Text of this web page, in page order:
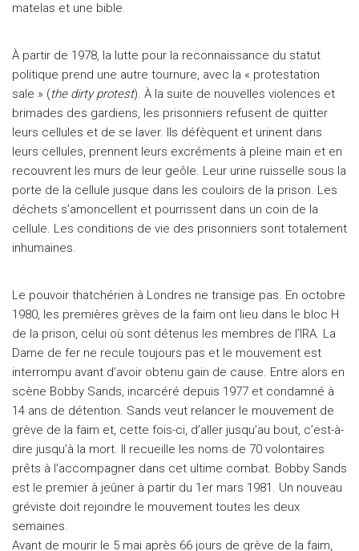
matelas et une bible.
À partir de 1978, la lutte pour la reconnaissance du statut
politique prend une autre tournure, avec la « protestation
sale » (the dirty protest). À la suite de nouvelles violences et
brimades des gardiens, les prisonniers refusent de quitter
leurs cellules et de se laver. Ils défèquent et urinent dans
leurs cellules, prennent leurs excréments à pleine main et en
recouvrent les murs de leur geôle. Leur urine ruisselle sous la
porte de la cellule jusque dans les couloirs de la prison. Les
déchets s’amoncellent et pourrissent dans un coin de la
cellule. Les conditions de vie des prisonniers sont totalement
inhumaines.
Le pouvoir thatchérien à Londres ne transige pas. En octobre
1980, les premières grèves de la faim ont lieu dans le bloc H
de la prison, celui où sont détenus les membres de l’IRA. La
Dame de fer ne recule toujours pas et le mouvement est
interrompu avant d’avoir obtenu gain de cause. Entre alors en
scène Bobby Sands, incarcéré depuis 1977 et condamné à
14 ans de détention. Sands veut relancer le mouvement de
grève de la faim et, cette fois-ci, d’aller jusqu’au bout, c’est-à-
dire jusqu’à la mort. Il recueille les noms de 70 volontaires
prêts à l’accompagner dans cet ultime combat. Bobby Sands
est le premier à jeûner à partir du 1er mars 1981. Un nouveau
gréviste doit rejoindre le mouvement toutes les deux
semaines.
Avant de mourir le 5 mai après 66 jours de grève de la faim,